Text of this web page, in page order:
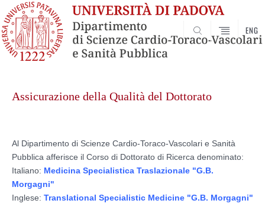
SEARCH
ENG
contentAssicurazione della Qualità del Dottorato
Al Dipartimento di Scienze Cardio-Toraco-Vascolari e Sanità
Pubblica afferisce il Corso di Dottorato di Ricerca denominato:
Italiano: Medicina Specialistica Traslazionale "G.B.
Morgagni"
Inglese: Translational Specialistic Medicine "G.B. Morgagni"